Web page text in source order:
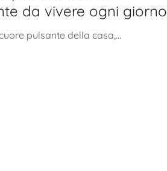
da vivere ogni giorno
pulsante della casa,...